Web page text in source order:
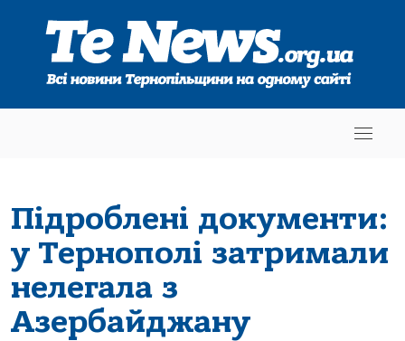
Підроблені документи:
у Тернополі затримали
нелегала з
Азербайджану